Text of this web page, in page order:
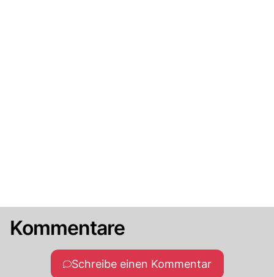
Kommentare
Schreibe einen Kommentar